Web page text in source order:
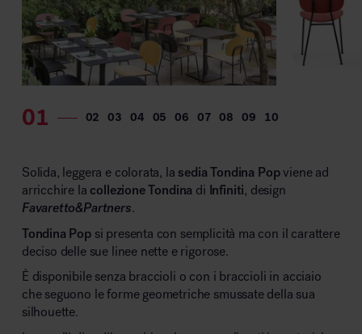
Solida, leggera e colorata, la sedia Tondina Popviene ad
arricchire la collezione Tondina di Infiniti, design
Favaretto&Partners.
Tondina Popsi presenta con semplicità ma con il carattere
deciso delle sue linee nette e rigorose.
È disponibile senza braccioli o con i braccioli in acciaio
che seguono le forme geometriche smussate della sua
silhouette.